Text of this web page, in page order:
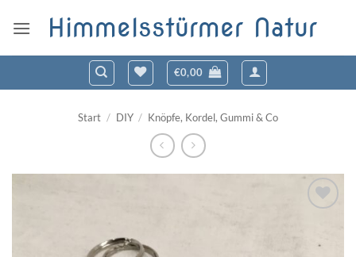
Inhalt
Himmelsstürmer Natur
€0,00
Start / DIY / Knöpfe, Kordel, Gummi & Co